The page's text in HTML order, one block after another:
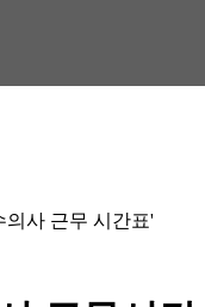
의사 근무 시간표'